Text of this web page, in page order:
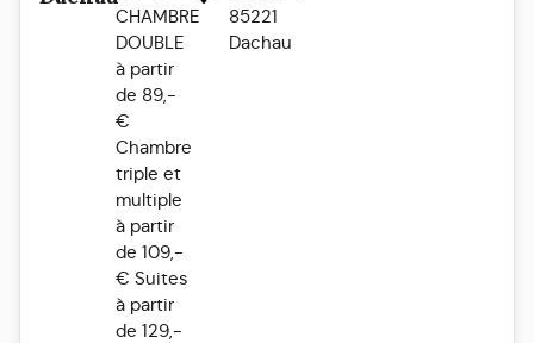
CHAMBRE
DOUBLE
à partir
de 89,-
€
Chambre
triple et
multiple
à partir
de 109,-
€ Suites
à partir
de 129,-
85221
Dachau